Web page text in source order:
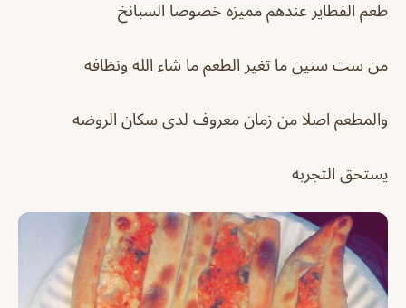
طعم الفطاير عندهم مميزه خصوصا السبانخ
من ست سنين ما تغير الطعم ما شاء الله ونظافه
والمطعم اصلا من زمان معروف لدى سكان الروضه
يستحق التجربه